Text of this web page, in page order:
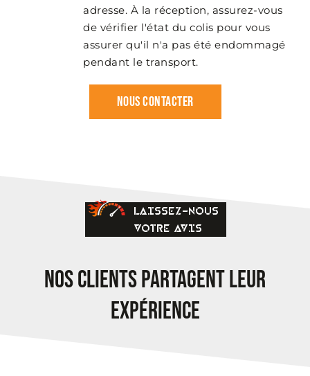
adresse. À la réception, assurez-vous
de vérifier l'état du colis pour vous
assurer qu'il n'a pas été endommagé
pendant le transport.
Nous contacter
LAISSEZ-NOUS
VOTRE AVIS
NOS CLIENTS PARTAGENT LEUR
EXPÉRIENCE